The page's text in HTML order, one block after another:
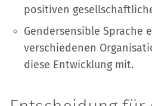
positiven
Gendersensible Sprache
verschiedenen
diese Entwicklung mit.